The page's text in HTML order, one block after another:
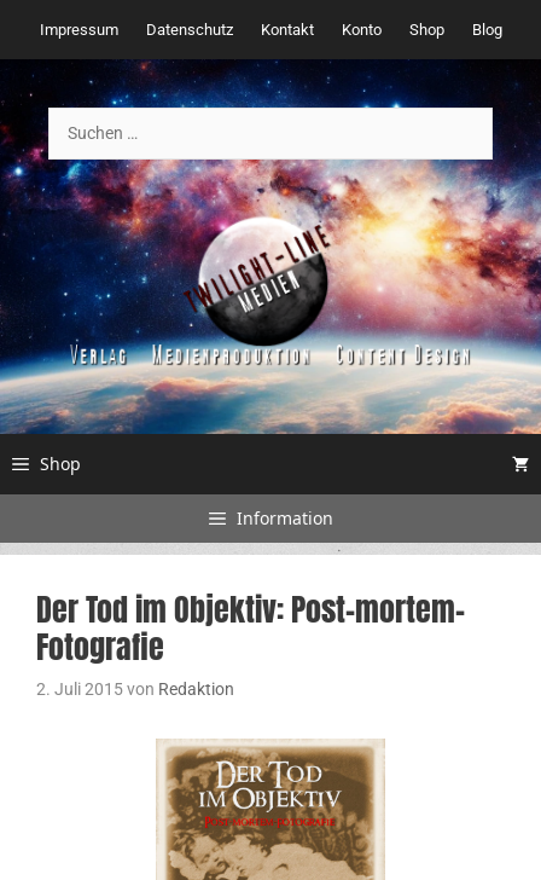
Inhalt
springen
Impressum Datenschutz Kontakt Konto Shop Blog
nach:
Shop
Information
Der Tod im Objektiv: Post-mortem-
Fotografie
2. Juli 2015von Redaktion